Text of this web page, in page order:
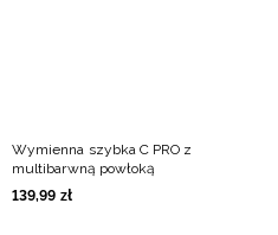
Wymienna szybka C PRO z
multibarwną powłoką
139,99 zł